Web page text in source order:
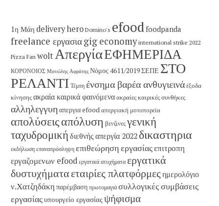
1η Μάη delivery hero Domino's efoodfoodpanda
freelance εργασιαgig economy international strike 2022
Pizza Fan woltΑπεργίαΕΦΗΜΕΡΙΔΑ
ΚΟΡΟΝΟΙΟΣ Μανώλης Αφράτης Νόμος 4611/2019ΣΕΠΕ ΣΤΟ
ΡΕΛΑΝΤΙ Τέμπη ένσημα βαρέα ανθυγιεινάέξοδα
κίνησηςακραία καιρικά φαινόμεναακραίες καιρικές συνθήκες
αλληλεγγυη απεργια efoodαπεργιακή μοτοπορεία
απολύσειςαπόλυση βενζινεςγενική
ταχυδρομική διεθνής απεργία 2022 δικαστηρια
εκδήλωση επαναπρόσληψη επιθεώρηση εργασίαςεπιτροπη
εργαζομενων efood εργατικά ατυχήματα εργατικά
δυστυχήματαεταιρίες πλατφόρμες ημερολόγιο
ν.Χατζηδάκη παρέμβαση πρωτομαγιά συλλογικές συμβάσεις
εργασίαςυπουργείο εργασίαςψήφισμα